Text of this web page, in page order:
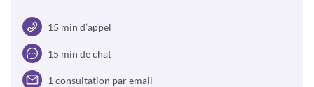
15 min d’appel
15 min de chat
1 consultation par email